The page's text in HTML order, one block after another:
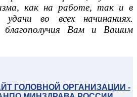
как на работе, так и в
во всех начинаниях.
Вам и Вашим
ГОЛОВНОЙ ОРГАНИЗАЦИИ -